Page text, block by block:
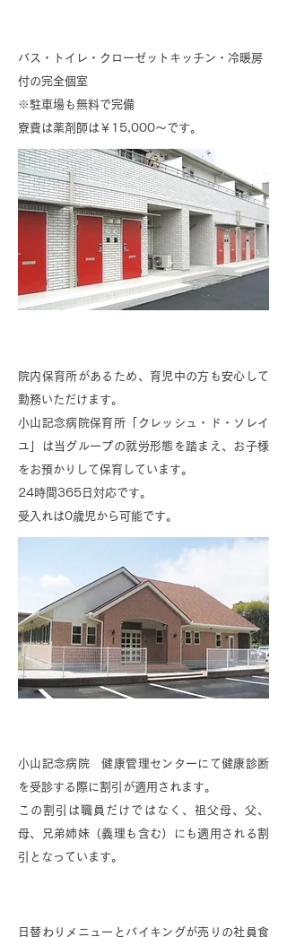
バス・トイレ・クローゼットキッチン・冷暖房
付の完全個室
※駐車場も無料で完備
寮費は薬剤師は￥15,000～です。
院内保育所があるため、育児中の方も安心して
勤務いただけます。
小山記念病院保育所「クレッシュ・ド・ソレイ
ユ」は当グループの就労形態を踏まえ、お子様
をお預かりして保育しています。
24時間365日対応です。
受入れは0歳児から可能です。
小山記念病院 健康管理センターにて健康診断
を受診する際に割引が適用されます。
この割引は職員だけではなく、祖父母、父、
母、兄弟姉妹（義理も含む）にも適用される割
引となっています。
日替わりメニューとバイキングが売りの社員食